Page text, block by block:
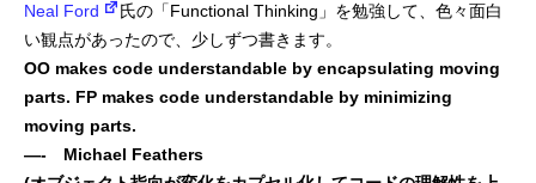
Webディレクター
mmjテックブログ
mmjコーポレートサイト
Neal Ford
氏の「Functional Thinking」を勉強して、色々面白
い観点があったので、少しずつ書きます。
OO makes code understandable by encapsulating moving
parts. FP makes code understandable by minimizing
moving parts.
—- Michael Feathers